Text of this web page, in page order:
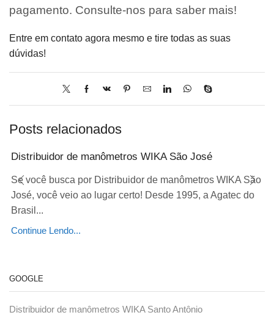
pagamento. Consulte-nos para saber mais!
Entre em contato agora mesmo e tire todas as suas
dúvidas!
Posts relacionados
Distribuidor de manômetros WIKA São José
Se você busca por Distribuidor de manômetros WIKA São
José, você veio ao lugar certo! Desde 1995, a Agatec do
Brasil...
Continue Lendo...
GOOGLE
Distribuidor de manômetros WIKA Santo Antônio